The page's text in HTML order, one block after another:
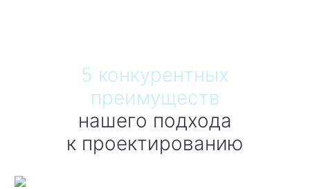
5 конкурентных
преимуществ
нашего подхода
к проектированию